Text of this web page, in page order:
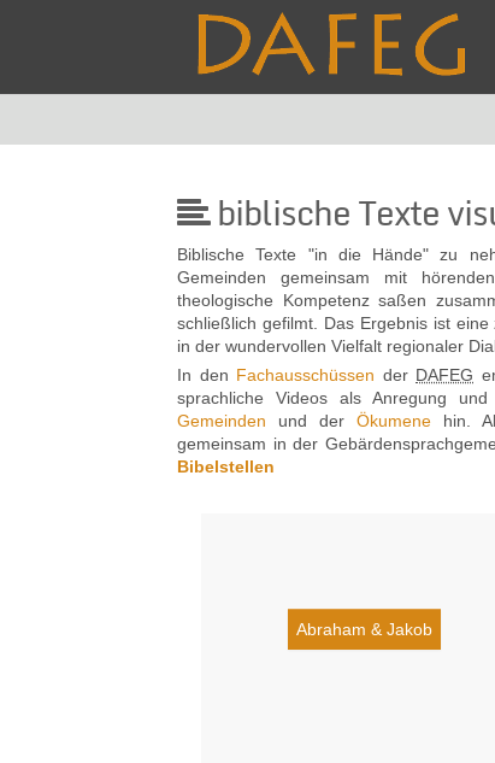
biblische Texte
Biblische Texte "in die Hände" zu
Gemeinden gemeinsam mit
theologische Kompetenz saßen
schließlich gefilmt. Das Ergebnis ist
in der wundervollen Vielfalt regionaler
In den Fachausschüssen der DAFEG
sprach­liche Videos als Anregung
Gemeinden und der Ökumenehin.
gemeinsam in der
Bibelstellen
Abraham & Jakob